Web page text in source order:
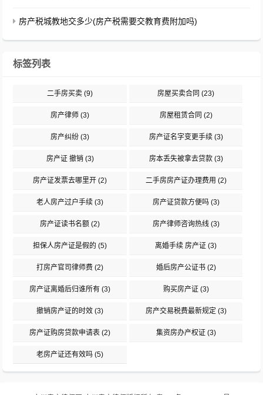
房产税城教地交多少(房产税需要交教育费附加吗)
标签列表
二手房买卖 (9) 房屋买卖合同 (23)
房产律师 (3) 房屋租赁合同 (2)
房产纠纷 (3) 房产证名字变更手续(3)
房产证 撤销 (3) 房本丢失被拿去贷款(3)
房产证发票去哪里开 (2) 二手房房产证办理费用 (2)
老人房产过户手续 (3) 房产证贷款方便吗(3)
房产证读书名额 (2) 房产律师咨询热线(3)
担保人房产证是假的 (5) 离婚手续 房产证 (3)
打房产官司律师费 (2) 婚后房产公证书(2)
房产证离婚后归谁所有 (3) 购买房产证 (3)
撤销房产证的时效 (3) 房产交易税费最新规定 (3)
房产证购房贷款申请表 (2) 集资房办产权证 (3)
老房产证还有效吗 (5)